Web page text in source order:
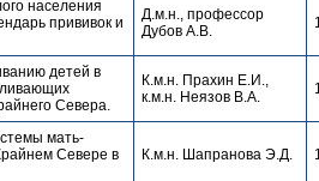
населения
прививок и
Д.м.н., профессор
Дубов А.В.
детей в
Севера.
К.м.н. Прахин Е.И.,
к.м.н. Неязов В.А.
мать-
Севере в
К.м.н. Шапранова Э.Д.